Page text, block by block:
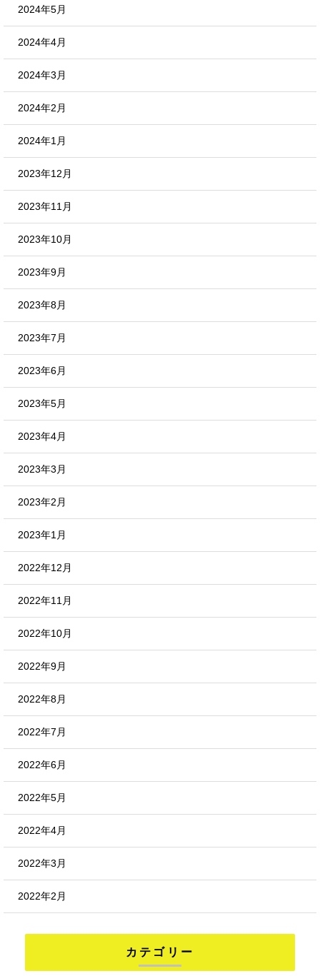
2024年5月
2024年4月
2024年3月
2024年2月
2024年1月
2023年12月
2023年11月
2023年10月
2023年9月
2023年8月
2023年7月
2023年6月
2023年5月
2023年4月
2023年3月
2023年2月
2023年1月
2022年12月
2022年11月
2022年10月
2022年9月
2022年8月
2022年7月
2022年6月
2022年5月
2022年4月
2022年3月
2022年2月
カテゴリー